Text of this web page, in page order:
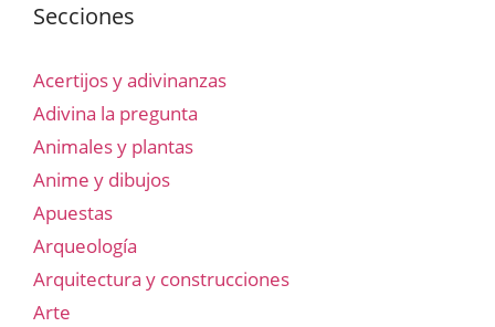
Secciones
Acertijos y adivinanzas
Adivina la pregunta
Animales y plantas
Anime y dibujos
Apuestas
Arqueología
Arquitectura y construcciones
Arte